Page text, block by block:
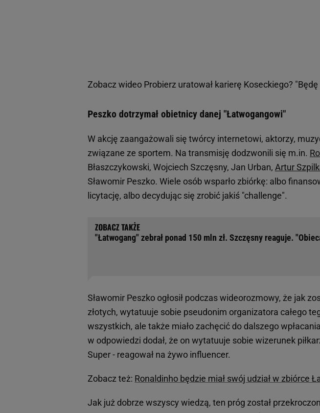
Zobacz wideo Probierz uratował karierę Koseckiego?
Peszko dotrzymał obietnicy danej "Łatwogangowi"
W akcję zaangażowali się twórcy internetowi, aktorzy,
związane ze sportem. Na transmisję dodzwonili się m.in.
Błaszczykowski, Wojciech Szczęsny, Jan Urban, Artur
Sławomir Peszko. Wiele osób wsparło zbiórkę: albo
licytację, albo decydując się zrobić jakiś "challenge".
"Łatwogang" zebrał ponad 150 mln zł. Szczęsny reaguje.
Sławomir Peszko ogłosił podczas wideorozmowy, że jak
złotych, wytatuuje sobie pseudonim organizatora całego
wszystkich, ale także miało zachęcić do dalszego
w odpowiedzi dodał, że on wytatuuje sobie wizerunek
Super - reagował na żywo influencer.
Zobacz też: Ronaldinho będzie miał swój udział w zbiórce
Jak już dobrze wszyscy wiedzą, ten próg został